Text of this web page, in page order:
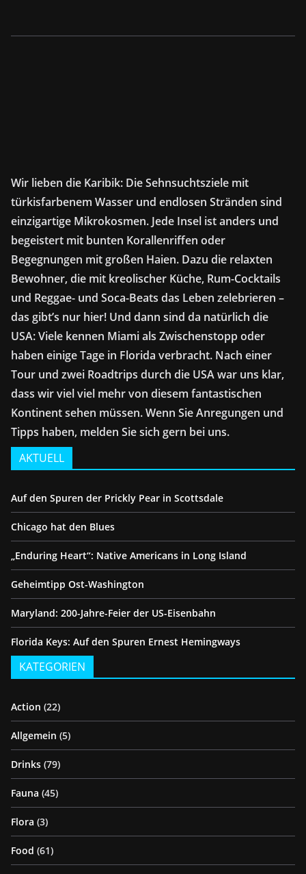
Wir lieben die Karibik: Die Sehnsuchtsziele mit
türkisfarbenem Wasser und endlosen Stränden sind
einzigartige Mikrokosmen. Jede Insel ist anders und
begeistert mit bunten Korallenriffen oder
Begegnungen mit großen Haien. Dazu die relaxten
Bewohner, die mit kreolischer Küche, Rum-Cocktails
und Reggae- und Soca-Beats das Leben zelebrieren –
das gibt’s nur hier! Und dann sind da natürlich die
USA: Viele kennen Miami als Zwischenstopp oder
haben einige Tage in Florida verbracht. Nach einer
Tour und zwei Roadtrips durch die USA war uns klar,
dass wir viel viel mehr von diesem fantastischen
Kontinent sehen müssen. Wenn Sie Anregungen und
Tipps haben, melden Sie sich gern bei uns.
AKTUELL
Auf den Spuren der Prickly Pear in Scottsdale
Chicago hat den Blues
„Enduring Heart“: Native Americans in Long Island
Geheimtipp Ost-Washington
Maryland: 200-Jahre-Feier der US-Eisenbahn
Florida Keys: Auf den Spuren Ernest Hemingways
KATEGORIEN
Action (22)
Allgemein (5)
Drinks (79)
Fauna (45)
Flora (3)
Food (61)